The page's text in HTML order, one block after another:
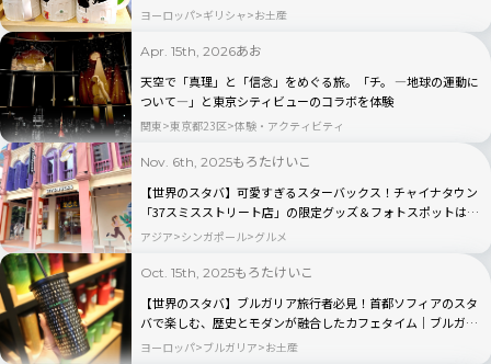
ヨーロッパ ギリシャ お土産
Apr. 15th, 2026あお
天空で「真理」と「信念」をめぐる旅。「チ。 ―地球の運動に
ついて―」と東京シティビューのコラボを体験
関東 東京都23区 体験・アクティビティ
Nov. 6th, 2025もろたけいこ
【世界のスタバ】可愛すぎるスターバックス！チャイナタウン
「37スミスストリート店」の限定グッズ＆フォトスポットは必
見｜シンガポール2025最新ルポ
アジア シンガポール グルメ
Oct. 15th, 2025もろたけいこ
【世界のスタバ】ブルガリア旅行者必見！首都ソフィアのスタ
バで楽しむ、歴史とモダンが融合したカフェタイム｜ブルガリ
アヨーグルトもあり
ヨーロッパ ブルガリア お土産